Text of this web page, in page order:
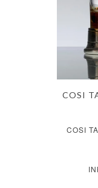
COSI
COSI